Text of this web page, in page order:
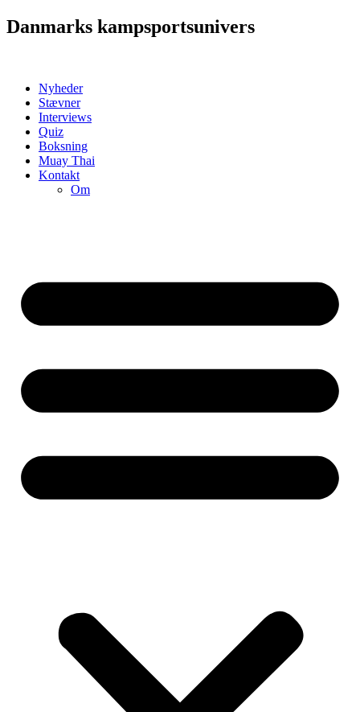
Videre
til
Danmarks kampsportsunivers
Nyheder
Stævner
Interviews
Quiz
Boksning
Muay Thai
Kontakt
Om